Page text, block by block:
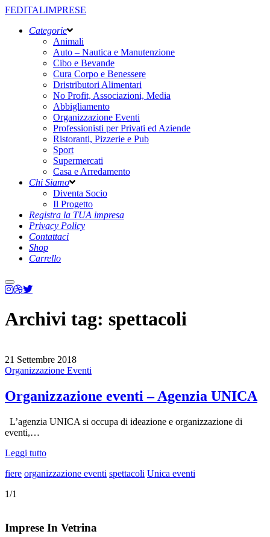
FEDITALIMPRESE
Categorie
Animali
Auto – Nautica e Manutenzione
Cibo e Bevande
Cura Corpo e Benessere
Dristributori Alimentari
No Profit, Associazioni, Media
Abbigliamento
Organizzazione Eventi
Professionisti per Privati ed Aziende
Ristoranti, Pizzerie e Pub
Sport
Supermercati
Casa e Arredamento
Chi Siamo
Diventa Socio
Il Progetto
Registra la TUA impresa
Privacy Policy
Contattaci
Shop
Carrello
Menu
principale
Archivi tag: spettacoli
21 Settembre 2018
Organizzazione Eventi
Organizzazione eventi – Agenzia UNICA
L’agenzia UNICA si occupa di ideazione e organizzazione di
eventi,…
Leggi tutto
fiere organizzazione eventi spettacoli Unica eventi
1/1
Imprese In Vetrina